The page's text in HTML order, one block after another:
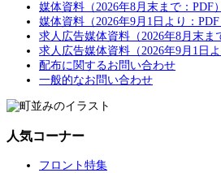
媒体資料（2026年8月末まで：PDF）
媒体資料（2026年9月1日より：PDF
求人広告媒体資料（2026年8月末ま
求人広告媒体資料（2026年9月1日よ
配布に関するお問い合わせ
一般的なお問い合わせ
人気コーナー
フロント特集